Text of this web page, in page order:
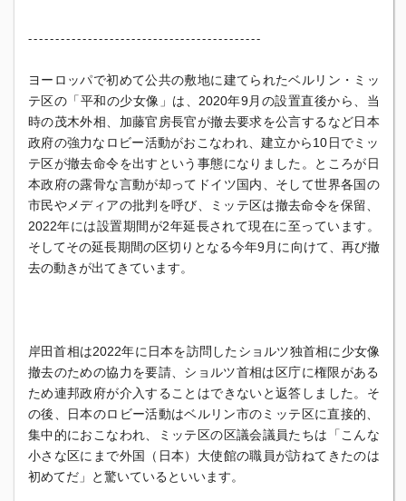
-------------------------------------------
ヨーロッパで初めて公共の敷地に建てられたベルリン・ ミッ
テ区の「平和の少女像」は、2020年9月の設置直後から、 当
時の茂木外相、 加藤官房長官が撤去要求を公言するなど日本
政府の強力なロビー活動がおこなわれ、建立から10日でミッ
テ区が撤去命令を出すという事態になりました。ところが日
本政府の露骨な言動が却ってドイツ国内、 そして世界各国の
市民やメディアの批判を呼び、
ミッテ区は撤去命令を保留、
2022年には設置期間が2年延長されて現在に至っています。
そしてその延長期間の区切りとなる今年9月に向けて、 再び撤
去の動きが出てきています。
岸田首相は2022年に日本を訪問したショルツ独首相に少女像
撤去のための協力を要請、 ショルツ首相は区庁に権限がある
ため連邦政府が介入することはできないと返答しました。そ
の後、
日本のロビー活動はベルリン市のミッテ区に直接的、
集中的におこなわれ、ミッテ区の区議会議員たちは「こんな
小さな区にまで外国（日本） 大使館の職員が訪ねてきたのは
初めてだ」
と驚いているといいます。